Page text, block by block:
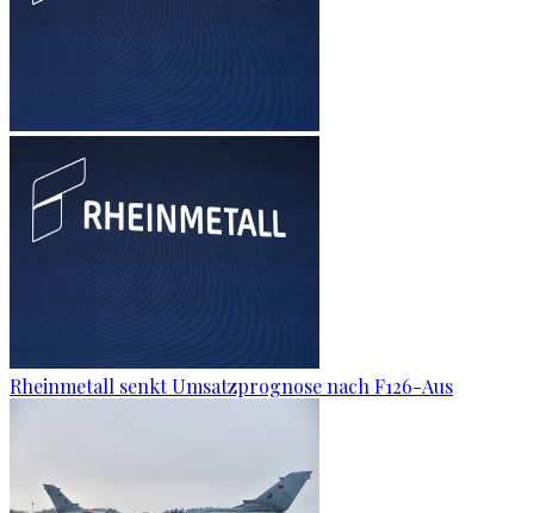
Rheinmetall senkt Umsatzprognose nach F126-Aus